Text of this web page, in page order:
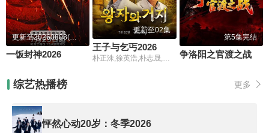
更新至20260808(一饭小馆第2期)
一饭封神2026
更新至02集
王子与乞丐2026
第5集完结
争洛阳之官渡之战
综艺热播榜 更多
怦然心动20岁：冬季2026